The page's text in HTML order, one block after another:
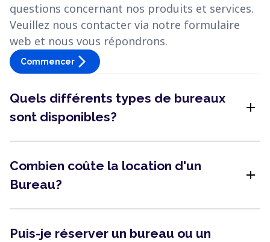
questions concernant nos produits et services.
Veuillez nous contacter via notre formulaire
web et nous vous répondrons.
Commencer arrow_forward_ios
Quels différents types de bureaux
sont disponibles?
add
Combien coûte la location d'un
Bureau?
add
Puis-je réserver un bureau ou un